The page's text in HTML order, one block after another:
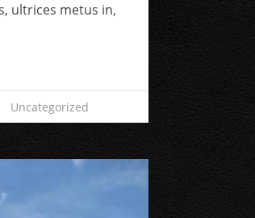
ultrices metus in,
Uncategorized